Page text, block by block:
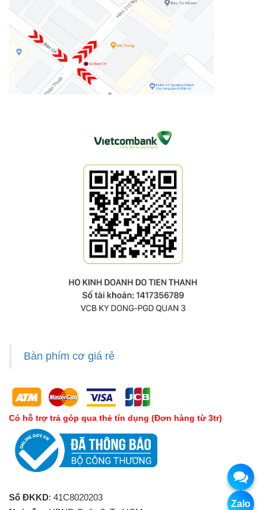
Bàn phím cơ giá rẻ
Có hỗ trợ trả góp qua thẻ tín dụng (Đơn hàng từ 3tr)
Số ĐKKD: 41C8020203
Zalo